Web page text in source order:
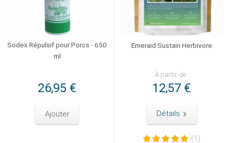
Sodex Répulsif pour Porcs - 650
ml
26,95 €
Ajouter
Emeraid Sustain Herbivore
À partir de :
12,57 €
Détails
(1)